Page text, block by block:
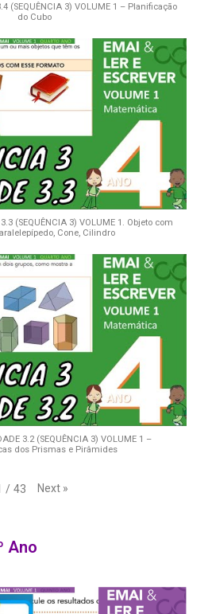
(SEQUÊNCIA 3) VOLUME 1 – Planificação
do Cubo
(SEQUÊNCIA 3) VOLUME 1. Objeto com
Cone, Cilindro
3.2 (SEQUÊNCIA 3) VOLUME 1 –
dos Prismas e Pirâmides
/ 43 Next »
Ano